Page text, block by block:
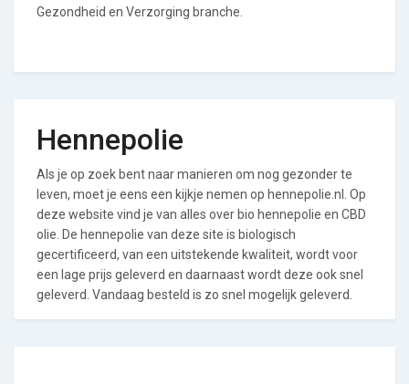
Gezondheid en Verzorging branche.
Hennepolie
Als je op zoek bent naar manieren om nog gezonder te
leven, moet je eens een kijkje nemen op hennepolie.nl. Op
deze website vind je van alles over bio hennepolie en CBD
olie. De hennepolie van deze site is biologisch
gecertificeerd, van een uitstekende kwaliteit, wordt voor
een lage prijs geleverd en daarnaast wordt deze ook snel
geleverd. Vandaag besteld is zo snel mogelijk geleverd.